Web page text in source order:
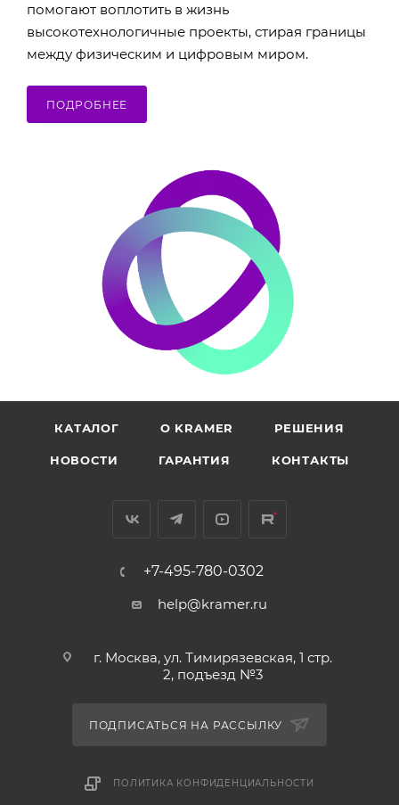
помогают воплотить в жизнь
высокотехнологичные проекты, стирая границы
между физическим и цифровым миром.
ПОДРОБНЕЕ
КАТАЛОГ O KRAMER РЕШЕНИЯ
НОВОСТИ ГАРАНТИЯ КОНТАКТЫ
+7-495-780-0302
help@kramer.ru
г. Москва, ул. Тимирязевская, 1 стр.
2, подъезд №3
ПОДПИСАТЬСЯ НА РАССЫЛКУ
ПОЛИТИКА КОНФИДЕНЦИАЛЬНОСТИ